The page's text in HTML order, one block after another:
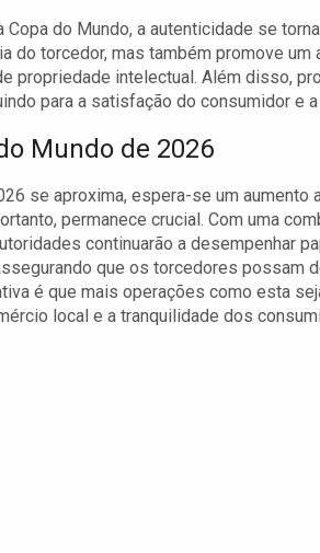
Copa do Mundo, a autenticidade se
do torcedor, mas também promove
propriedade intelectual. Além disso,
para a satisfação do consumidor e
Mundo de 2026
se aproxima, espera-se um aumento
permanece crucial. Com uma
continuarão a desempenhar
que os torcedores possam
é que mais operações como esta
local e a tranquilidade dos